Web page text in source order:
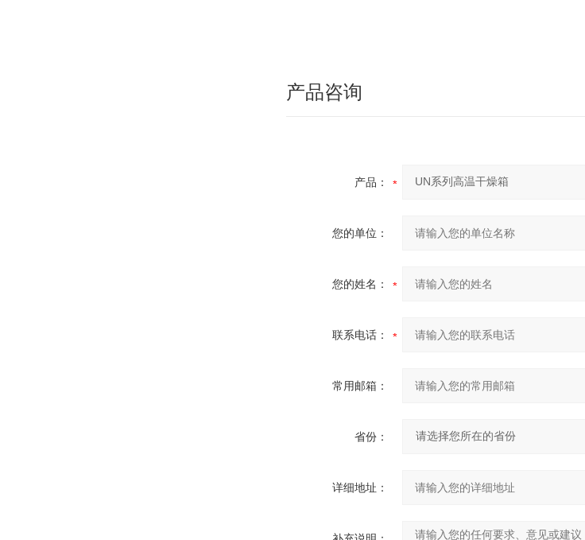
产品咨询
产品：
您的单位：
您的姓名：
联系电话：
常用邮箱：
省份：
详细地址：